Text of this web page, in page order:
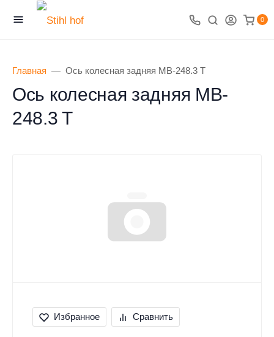
0
Главная Ось колесная задняя MB-248.3 T
Ось колесная задняя MB-
248.3 T
Избранное Сравнить